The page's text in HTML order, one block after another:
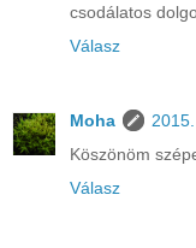
csodálatos
Válasz
Moha
Köszönöm
Válasz